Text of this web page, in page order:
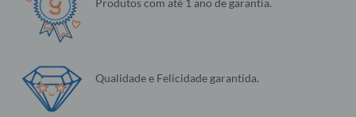
Produtos com até 1 ano de garantia.
Qualidade e Felicidade garantida.